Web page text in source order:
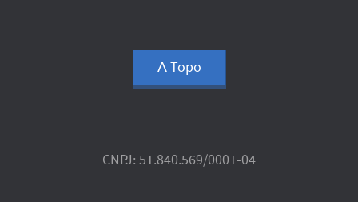
Ʌ Topo
CNPJ: 51.840.569/0001-04